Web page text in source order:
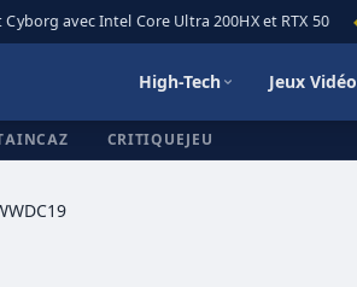
avec Intel Core Ultra 200HX et RTX 50
High-Tech Jeux Vidéo
CRITIQUEJEU